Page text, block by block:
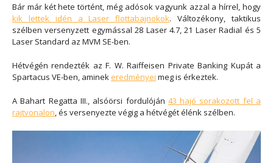
Bár már két hete történt, még adósok vagyunk azzal a hírrel, hogy
kik lettek idén a Laser flottabajnokok. Változékony, taktikus
szélben versenyzett egymással 28 Laser 4.7, 21 Laser Radial és 5
Laser Standard az MVM SE-ben.
Hétvégén rendezték az F. W. Raiffeisen Private Banking Kupát a
Spartacus VE-ben, aminek eredményei meg is érkeztek.
A Bahart Regatta III., alsóörsi fordulóján 43 hajó sorakozott fel a
rajtvonalon, és versenyezte végig a hétvégét élénk szélben.